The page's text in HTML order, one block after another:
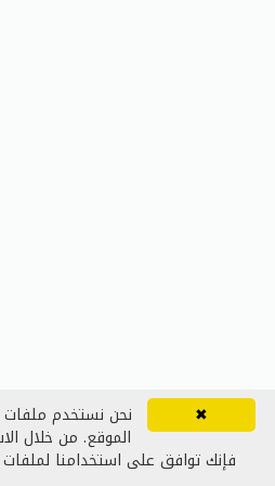
✖ نحن نستخدم ملفات
الموقع. من خلال
فإنك توافق على استخدامنا لملفات